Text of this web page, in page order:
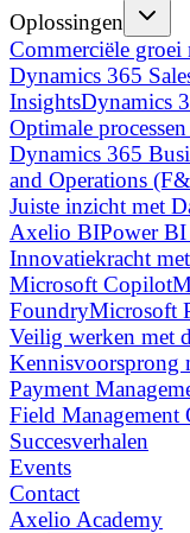
Oplossingen
Commerciële
Dynamics 365
InsightsDynamics
Optimale
Dynamics 365
and Operations
Juiste inzicht met
Axelio BIPower
Innovatiekracht
Microsoft Copilot
FoundryMicrosoft
Veilig werken met
Kennisvoorsprong
Payment
Field Management
Succesverhalen
Events
Contact
Axelio Academy